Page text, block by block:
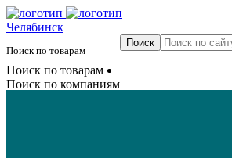
Челябинск
Поиск по товарам
Поиск по товарам
Поиск по компаниям